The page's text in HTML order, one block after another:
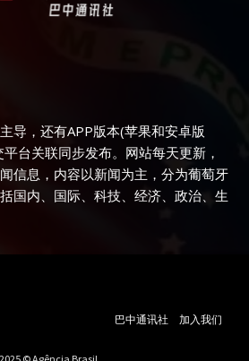
导，还有APP版本(苹果和安卓版
台关联同步发布。网站每天更新，
信息，内容以新闻为主，分为葡萄牙
国内、国际、科技、经济、政治、生
巴中通讯社 加入我们